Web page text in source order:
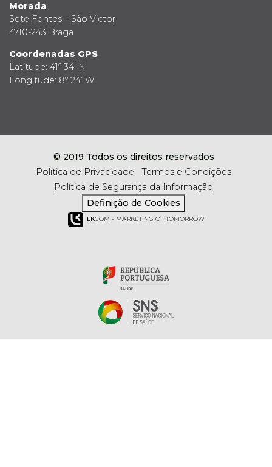
Morada
Sete Fontes – São Victor
4710-243 Braga
Coordenadas GPS
Latitude: 41º 34’ N
Longitude: 8º 24’ W
© 2019 Todos os direitos reservados
Política de Privacidade
Termos e Condições
Política de Segurança da Informação
Definição de Cookies
LKCOM - MARKETING OF TOMORROW